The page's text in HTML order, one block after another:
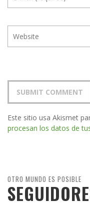
Este sitio usa Akismet
procesan los datos de
OTRO MUNDO ES POSIBLE